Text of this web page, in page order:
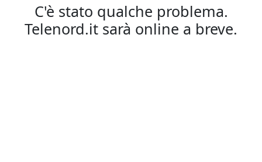
C'è stato qualche problema.
Telenord.it sarà online a breve.